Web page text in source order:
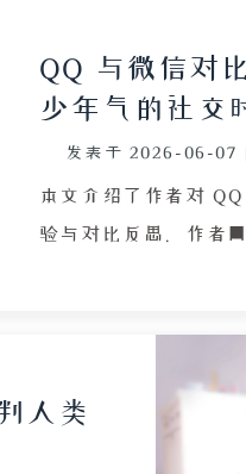
QQ 与微信对
少年气的社交
发表于 2026-06-07
本文介绍了作者对
验与对比反思。作者
交期待。小学班群在
离和空间窥探感令人
讨厌微信班群被家长
文件容易过期、清理
人类